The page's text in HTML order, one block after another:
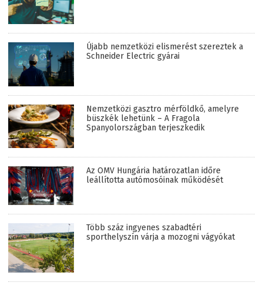
Újabb nemzetközi elismerést szereztek a
Schneider Electric gyárai
Nemzetközi gasztro mérföldkő, amelyre
büszkék lehetünk – A Fragola
Spanyolországban terjeszkedik
Az OMV Hungária határozatlan időre
leállította autómosóinak működését
Több száz ingyenes szabadtéri
sporthelyszín várja a mozogni vágyókat